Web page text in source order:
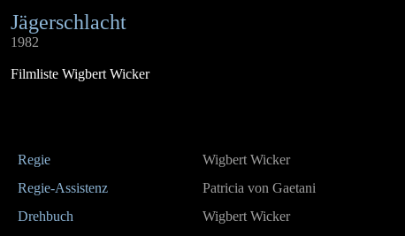
Jägerschlacht
1982
Filmliste Wigbert Wicker
Regie
Wigbert Wicker
Regie-Assistenz
Patricia von Gaetani
Drehbuch
Wigbert Wicker